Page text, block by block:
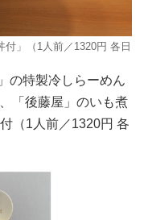
付」（1人前／1320円 各日
の特製冷しらーめん
「後藤屋」のいも煮
（1人前／1320円 各